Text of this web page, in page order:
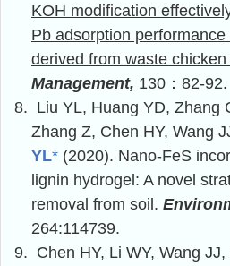
KOH modification
Pb adsorption
derived from waste
Management, 130 ： 82-92.
8. Liu YL, Huang YD, Zhang
Zhang Z, Chen HY, Wang
YL* (2020). Nano-FeS
lignin hydrogel: A novel
removal from soil.
264:114739.
9. Chen HY, Li WY, Wang